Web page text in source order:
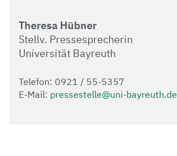
Theresa Hübner
Stellv. Pressesprecherin
Universität Bayreuth
Telefon: 0921 / 55-5357
E-Mail: pressestelle@uni-bayreuth.de